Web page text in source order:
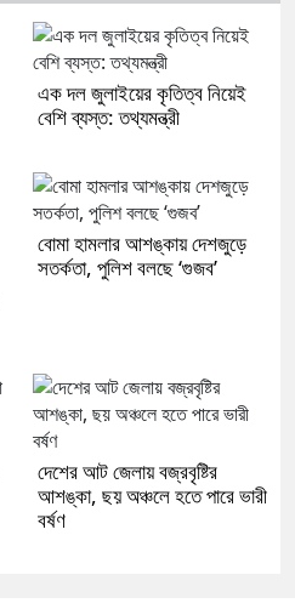
এক দল জুলাইয়ের কৃতিত্ব নিয়েই
বেশি ব্যস্ত: তথ্যমন্ত্রী
বোমা হামলার আশঙ্কায় দেশজুড়ে
সতর্কতা, পুলিশ বলছে ‘গুজব’
দেশের আট জেলায় বজ্রবৃষ্টির
আশঙ্কা, ছয় অঞ্চলে হতে পারে ভারী
বর্ষণ